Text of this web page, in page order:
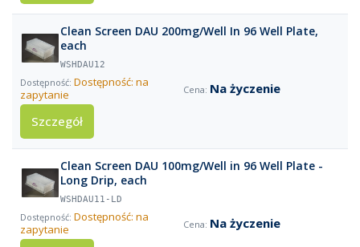
Clean Screen DAU 200mg/Well In 96 Well Plate,
each
WSHDAU12
Dostępność: na
zapytanie
Na życzenie
Szczegół
Clean Screen DAU 100mg/Well in 96 Well Plate -
Long Drip, each
WSHDAU11-LD
Dostępność: na
zapytanie
Na życzenie